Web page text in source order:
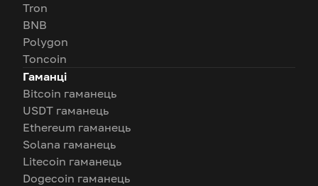
Tron
BNB
Polygon
Toncoin
Гаманці
Bitcoin гаманець
USDT гаманець
Ethereum гаманець
Solana гаманець
Litecoin гаманець
Dogecoin гаманець